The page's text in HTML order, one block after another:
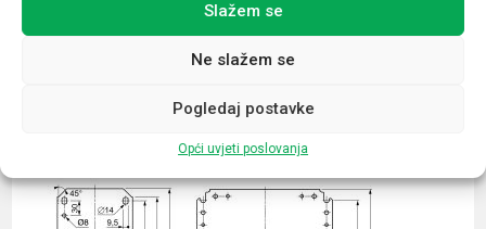
Slažem se
Ne slažem se
Pogledaj postavke
Opći uvjeti poslovanja
Povezani proizvodi